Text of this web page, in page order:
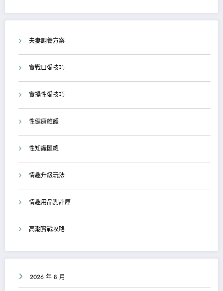
夫妻調養方案
實戰口愛技巧
實操性愛技巧
性健康維護
性知識匯總
情趣升級玩法
情趣用品測評庫
高潮實戰攻略
2026 年 8 月